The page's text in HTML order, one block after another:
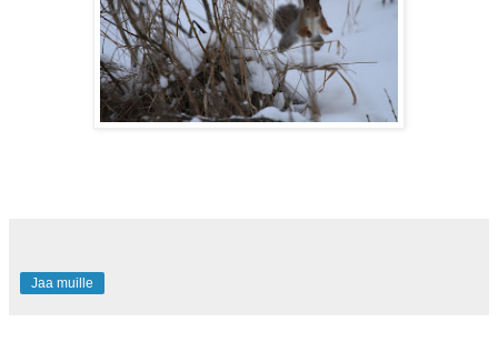
Jaa muille